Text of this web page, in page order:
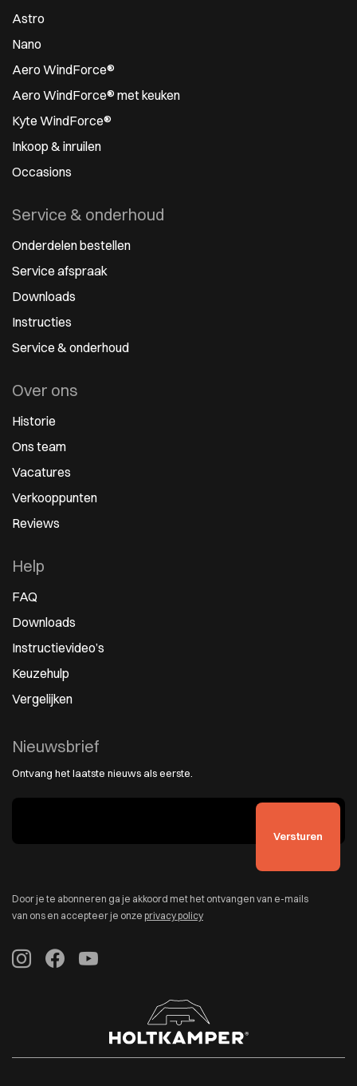
Astro
Nano
Aero WindForce®
Aero WindForce® met keuken
Kyte WindForce®
Inkoop & inruilen
Occasions
Service & onderhoud
Onderdelen bestellen
Service afspraak
Downloads
Instructies
Service & onderhoud
Over ons
Historie
Ons team
Vacatures
Verkooppunten
Reviews
Help
FAQ
Downloads
Instructievideo’s
Keuzehulp
Vergelijken
Nieuwsbrief
Ontvang het laatste nieuws als eerste.
Door je te abonneren ga je akkoord met het ontvangen van e-mails
van ons en accepteer je onze privacy policy